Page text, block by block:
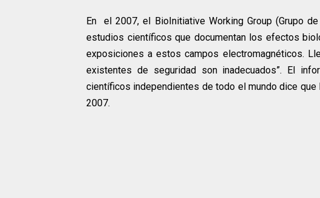
En el 2007, el BioInitiative Working Group (Grupo
estudios científicos que documentan los efectos
exposiciones a estos campos electromagnéticos.
existentes de seguridad son inadecuados”. El
científicos independientes de todo el mundo dice
2007.